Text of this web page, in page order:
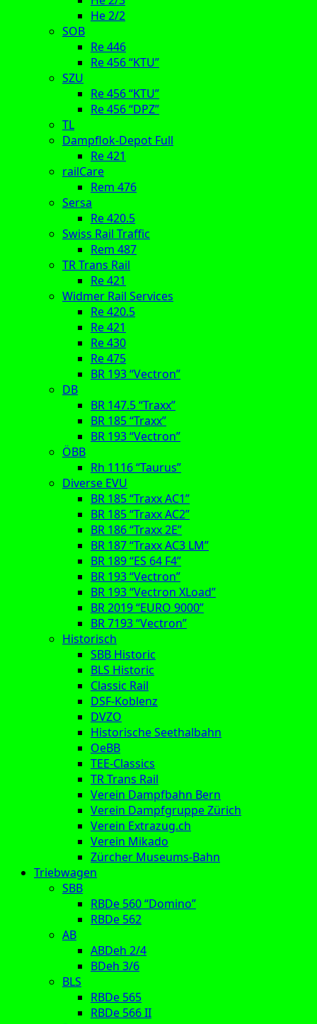
He 2/2
SOB
Re 446
Re 456 “KTU”
SZU
Re 456 “KTU”
Re 456 “DPZ”
TL
Dampflok-Depot Full
Re 421
railCare
Rem 476
Sersa
Re 420.5
Swiss Rail Traffic
Rem 487
TR Trans Rail
Re 421
Widmer Rail Services
Re 420.5
Re 421
Re 430
Re 475
BR 193 “Vectron”
DB
BR 147.5 “Traxx”
BR 185 “Traxx”
BR 193 “Vectron”
ÖBB
Rh 1116 “Taurus”
Diverse EVU
BR 185 “Traxx AC1”
BR 185 “Traxx AC2”
BR 186 “Traxx 2E”
BR 187 “Traxx AC3 LM”
BR 189 “ES 64 F4”
BR 193 “Vectron”
BR 193 “Vectron XLoad”
BR 2019 “EURO 9000”
BR 7193 “Vectron”
Historisch
SBB Historic
BLS Historic
Classic Rail
DSF-Koblenz
DVZO
Historische Seethalbahn
OeBB
TEE-Classics
TR Trans Rail
Verein Dampfbahn Bern
Verein Dampfgruppe Zürich
Verein Extrazug.ch
Verein Mikado
Zürcher Museums-Bahn
Triebwagen
SBB
RBDe 560 “Domino”
RBDe 562
AB
ABDeh 2/4
BDeh 3/6
BLS
RBDe 565
RBDe 566 II